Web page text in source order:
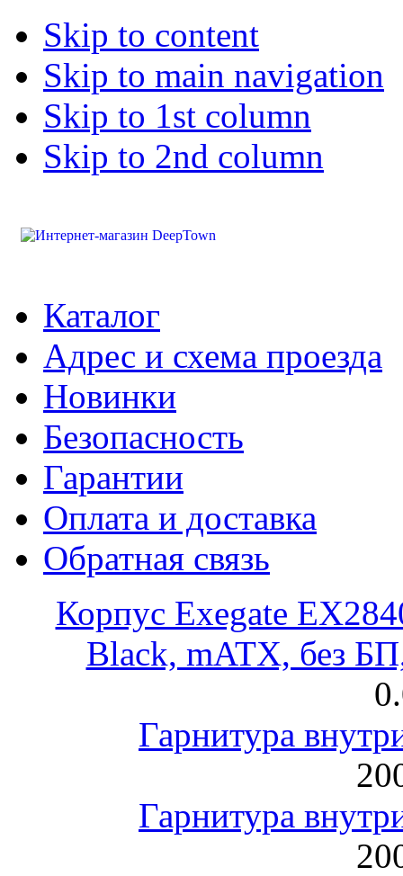
Skip to content
Skip to main navigation
Skip to 1st column
Skip to 2nd column
Каталог
Адрес и схема проезда
Новинки
Безопасность
Гарантии
Оплата и доставка
Обратная связь
Корпус Exegate
Black, mATX, без
Гарнитура
Гарнитура